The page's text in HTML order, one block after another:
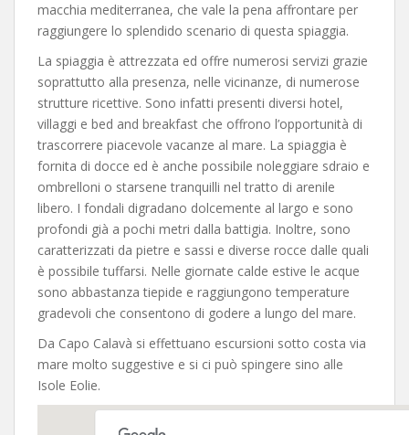
macchia mediterranea, che vale la pena affrontare per
raggiungere lo splendido scenario di questa spiaggia.
La spiaggia è attrezzata ed offre numerosi servizi grazie
soprattutto alla presenza, nelle vicinanze, di numerose
strutture ricettive. Sono infatti presenti diversi hotel,
villaggi e bed and breakfast che offrono l’opportunità di
trascorrere piacevole vacanze al mare. La spiaggia è
fornita di docce ed è anche possibile noleggiare sdraio e
ombrelloni o starsene tranquilli nel tratto di arenile
libero. I fondali digradano dolcemente al largo e sono
profondi già a pochi metri dalla battigia. Inoltre, sono
caratterizzati da pietre e sassi e diverse rocce dalle quali
è possibile tuffarsi. Nelle giornate calde estive le acque
sono abbastanza tiepide e raggiungono temperature
gradevoli che consentono di godere a lungo del mare.
Da Capo Calavà si effettuano escursioni sotto costa via
mare molto suggestive e si ci può spingere sino alle
Isole Eolie.